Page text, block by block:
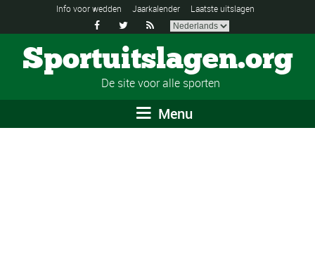
Info voor wedden Jaarkalender Laatste uitslagen
  
Sportuitslagen.org
De site voor alle sporten
Menu